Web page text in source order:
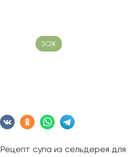
ЗОЖ
Рецепт супа из сельдерея для